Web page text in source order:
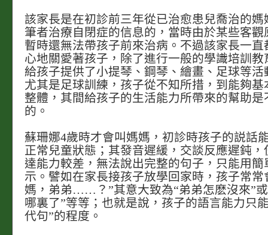
該家長是在初診前三年從已治愈患兒喬治的媽
筆者治療自閉症的信息的，當時由於某些客觀
暫時還無法帶孩子前來治病。不過該家長一直
心地關愛著孩子，除了進行一般的學識培訓教
給孩子提供了小提琴、鋼琴、繪畫、足球等活
尤其是足球訓練，孩子從不知所措，到能夠基
整體，其間給孩子的生活能力所帶來的幫助是
的。
蘇珊娜4歲時才會叫媽媽，初診時孩子的説話
正常兒童狀態；其發音遲緩，交談反應遲鈍，
達能力較差，無法說出完整的句子，只能用簡
示。譬如在家長接孩子放學回家時，孩子常常
媽，弟弟……？”其意大致為“弟弟怎麽沒來”
哪裏了”等等；也就是說，孩子的語言能力只
代句”的程度。